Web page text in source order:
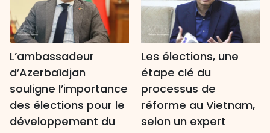
L’ambassadeur
d’Azerbaïdjan
souligne l’importance
des élections pour le
développement du
Les élections, une
étape clé du
processus de
réforme au Vietnam,
selon un expert